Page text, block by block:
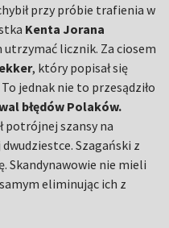
przy próbie trafienia w
Kenta Jorana
utrzymać licznik. Za ciosem
, który popisał się
jednak nie to przesądziło
błędów Polaków.
potrójnej szansy na
Szagański z
Skandynawowie nie mieli
eliminując ich z